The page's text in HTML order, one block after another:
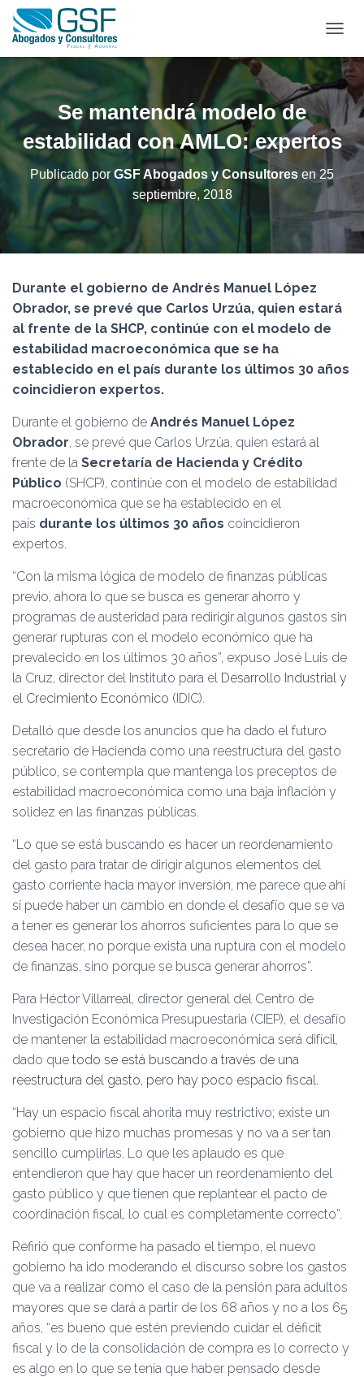
A
M
B
R
M
D
A
G
Ó
Se mantendrá modelo de
estabilidad con AMLO: expertos
Publicado por GSF Abogados y Consultores en 25
septiembre, 2018
Durante el gobierno de Andrés Manuel López
Obrador, se prevé que Carlos Urzúa, quien estará
al frente de la SHCP, continúe con el modelo de
estabilidad macroeconómica que se ha
establecido en el país durante los últimos 30 años
coincidieron expertos.
Durante el gobierno de Andrés Manuel López
Obrador, se prevé que Carlos Urzúa, quien estará al
frente de la Secretaría de Hacienda y Crédito
Público (SHCP), continúe con el modelo de estabilidad
macroeconómica que se ha establecido en el
país durante los últimos 30 años coincidieron
expertos.
“Con la misma lógica de modelo de finanzas públicas
previo, ahora lo que se busca es generar ahorro y
programas de austeridad para redirigir algunos gastos sin
generar rupturas con el modelo económico que ha
prevalecido en los últimos 30 años”, expuso José Luis de
la Cruz, director del Instituto para el Desarrollo Industrial y
el Crecimiento Económico (IDIC).
Detalló que desde los anuncios que ha dado el futuro
secretario de Hacienda como una reestructura del gasto
público, se contempla que mantenga los preceptos de
estabilidad macroeconómica como una baja inflación y
solidez en las finanzas públicas.
“Lo que se está buscando es hacer un reordenamiento
del gasto para tratar de dirigir algunos elementos del
gasto corriente hacia mayor inversión, me parece que ahí
sí puede haber un cambio en donde el desafío que se va
a tener es generar los ahorros suficientes para lo que se
desea hacer, no porque exista una ruptura con el modelo
de finanzas, sino porque se busca generar ahorros”.
Para Héctor Villarreal, director general del Centro de
Investigación Económica Presupuestaria (CIEP), el desafío
de mantener la estabilidad macroeconómica será difícil,
dado que todo se está buscando a través de una
reestructura del gasto, pero hay poco espacio fiscal.
“Hay un espacio fiscal ahorita muy restrictivo; existe un
gobierno que hizo muchas promesas y no va a ser tan
sencillo cumplirlas. Lo que les aplaudo es que
entendieron que hay que hacer un reordenamiento del
gasto público y que tienen que replantear el pacto de
coordinación fiscal, lo cual es completamente correcto”.
Refirió que conforme ha pasado el tiempo, el nuevo
gobierno ha ido moderando el discurso sobre los gastos
que va a realizar como el caso de la pensión para adultos
mayores que se dará a partir de los 68 años y no a los 65
años, “es bueno que estén previendo cuidar el déficit
fiscal y lo de la consolidación de compra es lo correcto y
es algo en lo que se tenía que haber pensado desde